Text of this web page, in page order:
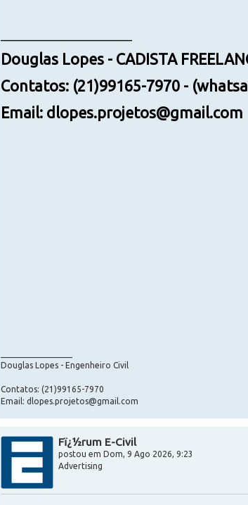
Douglas Lopes - CADISTA
Contatos: (21)99165-7970 -
Email: dlopes.projetos@gmail.com
Douglas Lopes - Engenheiro Civil
Contatos: (21)99165-7970
Email: dlopes.projetos@gmail.com
Fï¿½rum E-Civil
postou em Dom, 9 Ago 2026, 9:23
Advertising